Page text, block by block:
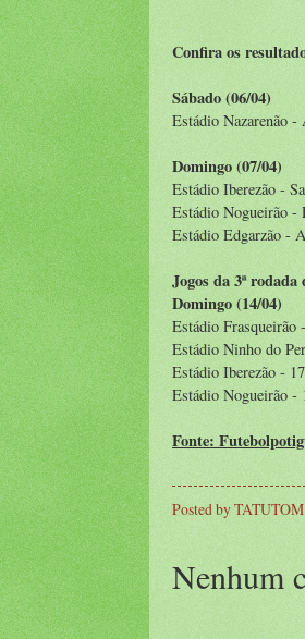
Confira os
Sábado (06/04)
Estádio Nazarenão
Domingo (07/04)
Estádio Iberezão -
Estádio Nogueirão
Estádio Edgarzão -
Jogos da 3ª
Domingo (14/04)
Estádio
Estádio Ninho do
Estádio Iberezão -
Estádio Nogueirão
Fonte:
Posted by
Nenhum